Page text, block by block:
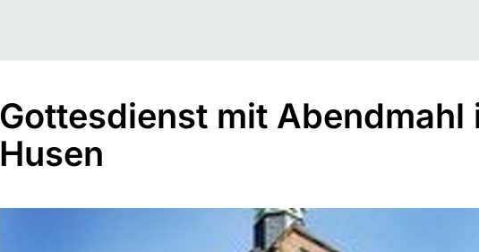
Gottesdienst mit Abendmahl
Husen